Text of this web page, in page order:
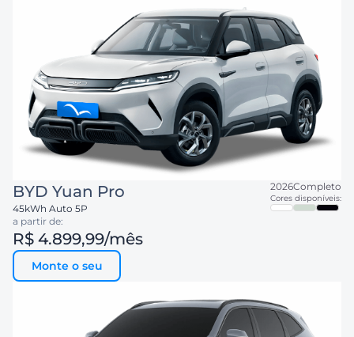
BYD Yuan Pro
45kWh Auto 5P
2026Completo
Cores disponíveis:
a partir de:
R$ 4.899,99/mês
Monte o seu